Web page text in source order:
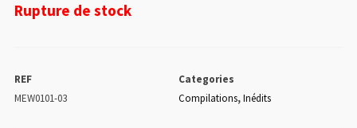
Rupture de stock
REF
MEW0101-03
Categories
Compilations,Inédits